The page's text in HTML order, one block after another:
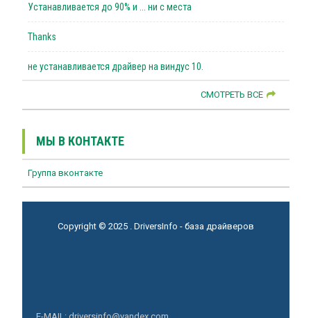
Устанавливается до 90% и ... ни с места
Thanks
не устанавливается драйвер на виндус 10.
СМОТРЕТЬ ВСЕ
МЫ В КОНТАКТЕ
Группа вконтакте
Copyright © 2025 . DriversInfo - база драйверов